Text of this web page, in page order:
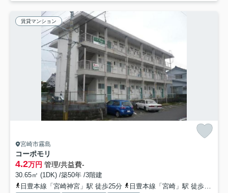
賃貸マンション
宮崎市霧島
コーポモリ
4.2万円 管理/共益費-
30.65㎡ (1DK) /築50年 /3階建
日豊本線「宮崎神宮」駅 徒歩25分
日豊本線「宮崎」駅 徒歩46分